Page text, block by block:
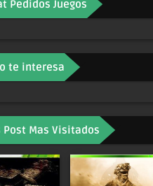
Pedidos Juegos
te interesa
Post Mas Visitados